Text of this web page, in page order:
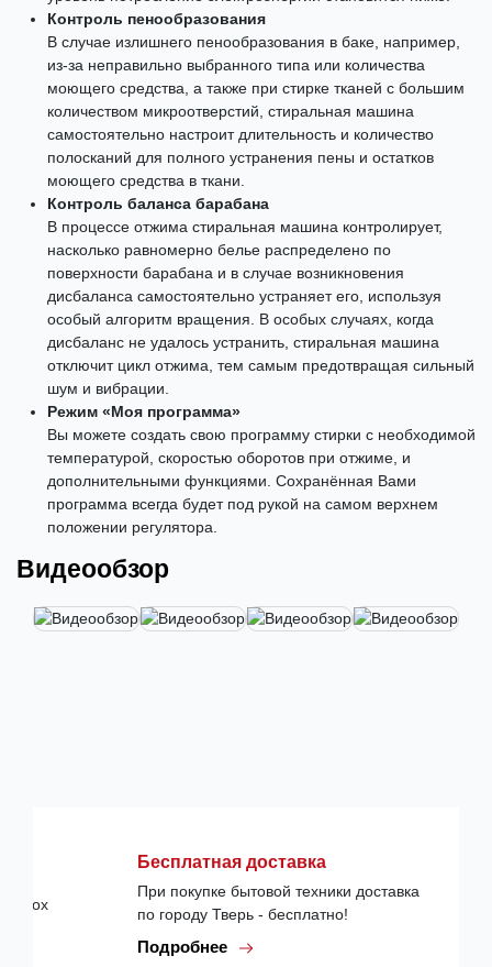
Контроль пенообразования
В случае излишнего пенообразования в баке, например,
из-за неправильно выбранного типа или количества
моющего средства, а также при стирке тканей с большим
количеством микроотверстий, стиральная машина
самостоятельно настроит длительность и количество
полосканий для полного устранения пены и остатков
моющего средства в ткани.
Контроль баланса барабана
В процессе отжима стиральная машина контролирует,
насколько равномерно белье распределено по
поверхности барабана и в случае возникновения
дисбаланса самостоятельно устраняет его, используя
особый алгоритм вращения. В особых случаях, когда
дисбаланс не удалось устранить, стиральная машина
отключит цикл отжима, тем самым предотвращая сильный
шум и вибрации.
Режим «Моя программа»
Вы можете создать свою программу стирки с необходимой
температурой, скоростью оборотов при отжиме, и
дополнительными функциями. Сохранённая Вами
программа всегда будет под рукой на самом верхнем
положении регулятора.
Видеообзор
Бесплатная доставка
При покупке бытовой техники доставка
по городу Тверь - бесплатно!
Подробнее